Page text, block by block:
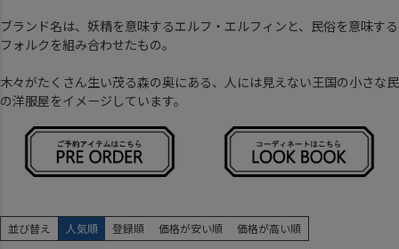
ブランド名は、妖精を意味するエルフ・エルフィンと、民俗を意味する
フォルクを組み合わせたもの。
木々がたくさん生い茂る森の奥にある、人には見えない王国の小さな民
の洋服屋をイメージしています。
並び替え 人気順 登録順 価格が安い順 価格が高い順